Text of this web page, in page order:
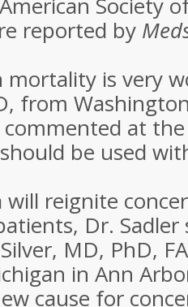
reported by
mortality is very
from
commented at
be used
will reignite
Dr.
MD, PhD,
in Ann
cause for